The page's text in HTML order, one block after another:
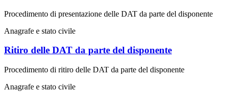
Procedimento di presentazione delle DAT da parte del disponente
Anagrafe e stato civile
Ritiro delle DAT da parte del disponente
Procedimento di ritiro delle DAT da parte del disponente
Anagrafe e stato civile